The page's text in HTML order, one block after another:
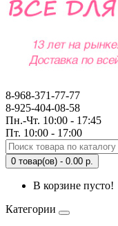
8-968-371-77-77
8-925-404-08-58
Пн.-Чт. 10:00 - 17:45
Пт. 10:00 - 17:00
0 товар(ов) - 0.00 р.
В корзине пусто!
Категории